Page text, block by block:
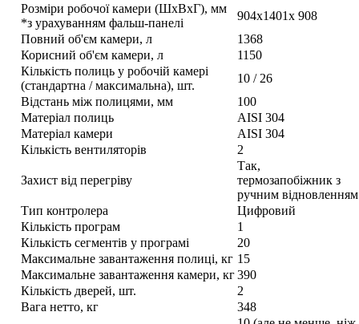
Розміри робочої камери (ШхВхГ), мм
*з урахуванням фальш-панелі
904х1401х 908
Повний об'єм камери, л
1368
Корисний об'єм камери, л
1150
Кількість полиць у робочій камері
(стандартна / максимальна), шт.
10 / 26
Відстань між полицями, мм
100
Матеріал полиць
AISI 304
Матеріал камери
AISI 304
Кількість вентиляторів
2
Захист від перегріву
Так,
термозапобіжник з
ручним відновленням
Тип контролера
Цифровий
Кількість програм
1
Кількість сегментів у програмі
20
Максимальне завантаження полиці, кг 15
Максимальне завантаження камери, кг390
Кількість дверей, шт.
2
Вага нетто, кг
348